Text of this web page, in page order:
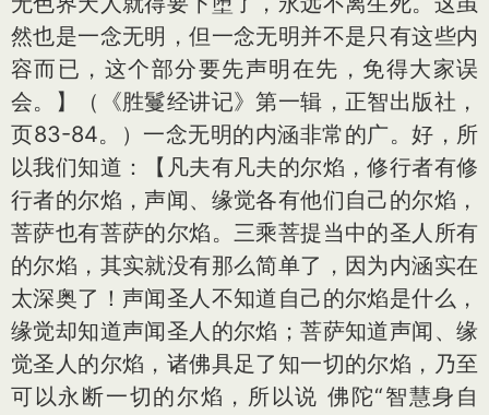
然也是一念无明，但一念无明并不是只有这些内
容而已，这个部分要先声明在先，免得大家误
会。】（《胜鬘经讲记》第一辑，正智出版社，
页83-84。）一念无明的内涵非常的广。好，所
以我们知道：【凡夫有凡夫的尔焰，修行者有修
行者的尔焰，声闻、缘觉各有他们自己的尔焰，
菩萨也有菩萨的尔焰。三乘菩提当中的圣人所有
的尔焰，其实就没有那么简单了，因为内涵实在
太深奥了！声闻圣人不知道自己的尔焰是什么，
缘觉却知道声闻圣人的尔焰；菩萨知道声闻、缘
觉圣人的尔焰，诸佛具足了知一切的尔焰，乃至
可以永断一切的尔焰，所以说 佛陀“智慧身自